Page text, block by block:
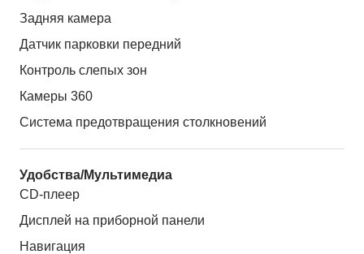
Задняя камера
Датчик парковки передний
Контроль слепых зон
Камеры 360
Система предотвращения столкновений
Удобства/Мультимедиа
CD-плеер
Дисплей на приборной панели
Навигация